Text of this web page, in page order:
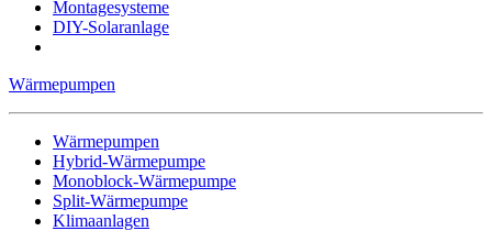
Montagesysteme
DIY-Solaranlage
Wärmepumpen
Wärmepumpen
Hybrid-Wärmepumpe
Monoblock-Wärmepumpe
Split-Wärmepumpe
Klimaanlagen